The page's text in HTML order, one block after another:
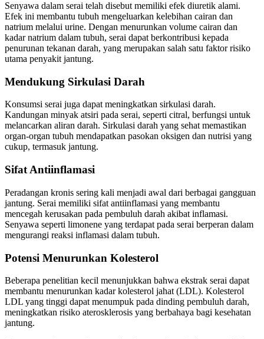
Senyawa dalam serai telah disebut memiliki efek diuretik alami.
Efek ini membantu tubuh mengeluarkan kelebihan cairan dan
natrium melalui urine. Dengan menurunkan volume cairan dan
kadar natrium dalam tubuh, serai dapat berkontribusi kepada
penurunan tekanan darah, yang merupakan salah satu faktor risiko
utama penyakit jantung.
Mendukung Sirkulasi Darah
Konsumsi serai juga dapat meningkatkan sirkulasi darah.
Kandungan minyak atsiri pada serai, seperti citral, berfungsi untuk
melancarkan aliran darah. Sirkulasi darah yang sehat memastikan
organ-organ tubuh mendapatkan pasokan oksigen dan nutrisi yang
cukup, termasuk jantung.
Sifat Antiinflamasi
Peradangan kronis sering kali menjadi awal dari berbagai gangguan
jantung. Serai memiliki sifat antiinflamasi yang membantu
mencegah kerusakan pada pembuluh darah akibat inflamasi.
Senyawa seperti limonene yang terdapat pada serai berperan dalam
mengurangi reaksi inflamasi dalam tubuh.
Potensi Menurunkan Kolesterol
Beberapa penelitian kecil menunjukkan bahwa ekstrak serai dapat
membantu menurunkan kadar kolesterol jahat (LDL). Kolesterol
LDL yang tinggi dapat menumpuk pada dinding pembuluh darah,
meningkatkan risiko aterosklerosis yang berbahaya bagi kesehatan
jantung.